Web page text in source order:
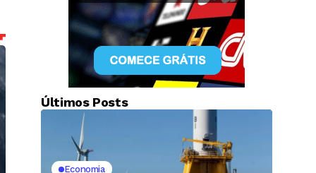
Últimos Posts
Economia